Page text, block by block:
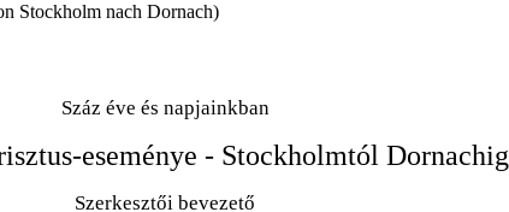
Stockholm nach Dornach)
Száz éve és napjainkban
eseménye - Stockholmtól Dornachig
Szerkesztői bevezető